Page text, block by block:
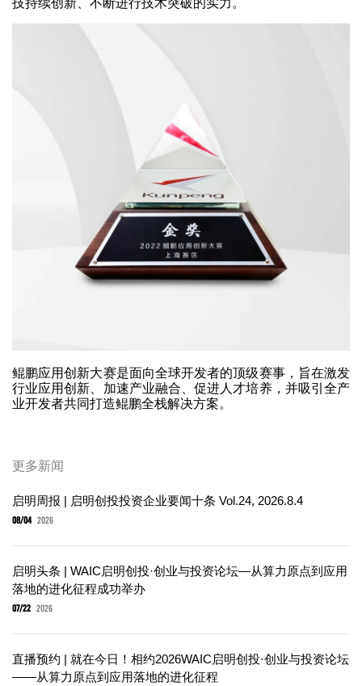
技持续创新、不断进行技术突破的实力。
鲲鹏应用创新大赛是面向全球开发者的顶级赛事，旨在激发
行业应用创新、加速产业融合、促进人才培养，并吸引全产
业开发者共同打造鲲鹏全栈解决方案。
更多新闻
启明周报 | 启明创投投资企业要闻十条 Vol.24, 2026.8.4
08/04 2026
启明头条 | WAIC启明创投·创业与投资论坛—从算力原点到应用
落地的进化征程成功举办
07/22 2026
直播预约 | 就在今日！相约2026WAIC启明创投·创业与投资论坛
——从算力原点到应用落地的进化征程